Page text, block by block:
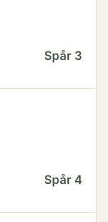
Spår 3
Spår 4